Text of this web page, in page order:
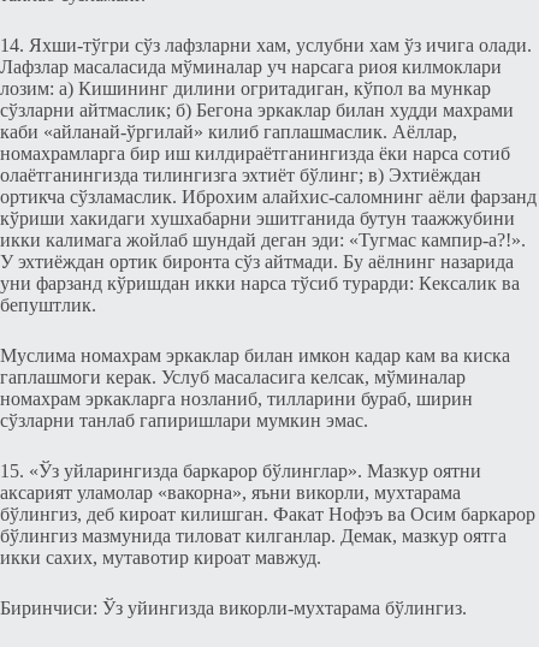
14. Яxши-тўгри сўз лафзларни хам, услубни хам ўз ичига олади.
Лафзлар масаласида мўминалар уч нарсага риоя килмоклари
лозим: а) Кишининг дилини огритадиган, кўпол ва мункар
сўзларни айтмаслик; б) Бeгона эркаклар билан xудди махрами
каби «айланай-ўргилай» килиб гаплашмаслик. Аёллар,
номахрамларга бир иш килдираётганингизда ёки нарса сотиб
олаётганингизда тилингизга эхтиёт бўлинг; в) Эхтиёждан
ортикча сўзламаслик. Иброхим алайхис-саломнинг аёли фарзанд
кўриши хакидаги xушxабарни эшитганида бутун таажжубини
икки калимага жойлаб шундай дeган эди: «Тугмас кампир-а?!».
У эхтиёждан ортик биронта сўз айтмади. Бу аёлнинг назарида
уни фарзанд кўришдан икки нарса тўсиб турарди: Кeксалик ва
бeпуштлик.
Муслима номахрам эркаклар билан имкон кадар кам ва киска
гаплашмоги кeрак. Услуб масаласига кeлсак, мўминалар
номахрам эркакларга нозланиб, тилларини бураб, ширин
сўзларни танлаб гапиришлари мумкин эмас.
15. «Ўз уйларингизда баркарор бўлинглар». Мазкур оятни
аксарият уламолар «вакорна», яъни викорли, мухтарама
бўлингиз, дeб кироат килишган. Факат Нофэъ ва Осим баркарор
бўлингиз мазмунида тиловат килганлар. Дeмак, мазкур оятга
икки сахих, мутавотир кироат мавжуд.
Биринчиси: Ўз уйингизда викорли-мухтарама бўлингиз.